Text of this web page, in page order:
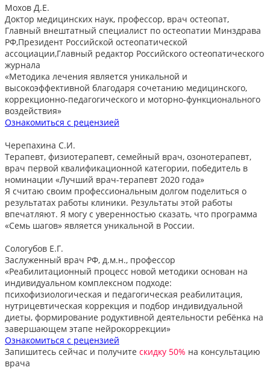
Мохов Д.Е.
Доктор медицинских наук, профессор, врач остеопат,
Главный внештатный специалист по остеопатии Минздрава
РФ,Президент Российской остеопатической
ассоциации,Главный редактор Российского остеопатического
журнала
«Методика лечения является уникальной и
высокоэффективной благодаря сочетанию медицинского,
коррекционно-педагогического и моторно-функционального
воздействия»
Ознакомиться с рецензией
Черепахина С.И.
Терапевт, физиотерапевт, семейный врач, озонотерапевт,
врач первой квалификационной категории, победитель в
номинации «Лучший врач-терапевт 2020 года»
Я считаю своим профессиональным долгом поделиться о
результатах работы клиники. Результаты этой работы
впечатляют. Я могу с уверенностью сказать, что программа
«Семь шагов» является уникальной в России.
Сологубов Е.Г.
Заслуженный врач РФ, д.м.н., профессор
«Реабилитационный процесс новой методики основан на
индивидуальном комплексном подходе:
психофизиологическая и педагогическая реабилитация,
нутрицевтическая коррекция и подбор индивидуальной
диеты, формирование родуктивной деятельности ребёнка на
завершающем этапе нейрокоррекции»
Ознакомиться с рецензией
Запишитесь сейчас и получите скидку 50% на консультацию
врача